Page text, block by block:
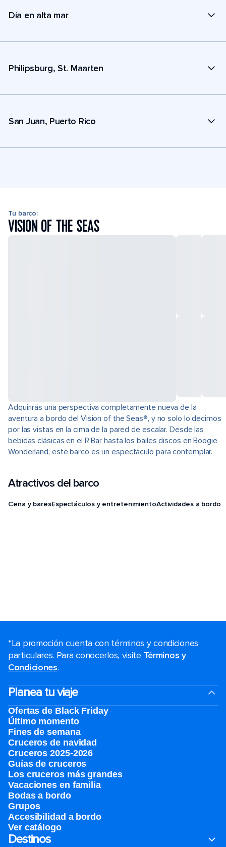
Día en alta mar
Philipsburg, St. Maarten
San Juan, Puerto Rico
Tu barco:
VISION OF THE SEAS
Adquirirás una perspectiva completamente nueva de la
aventura a bordo del Vision of the Seas®, y no solo lo decimos
por las vistas en la cima de la pared de escalar. Desde las
bebidas clásicas en el R Bar hasta los bailes discos en Boogie
Wonderland, este barco es un espectáculo para contemplar.
Atractivos del barco
Cena y baresEspectáculos y entretenimientoActividades a bordo
*La promoción cuenta con términos y condiciones
particulares. Para conocerlos, visite Términos y
Condiciones.
Planea tu viaje
Ofertas de Black Friday
Último momento
Fines de semana
Cruceros de navidad
Cruceros 2025-2026
Guías de cruceros
Los cruceros más grandes
Vacaciones en familia
Bodas a bordo
Grupos
Accesibilidad a bordo
Ver catálogo
Destinos